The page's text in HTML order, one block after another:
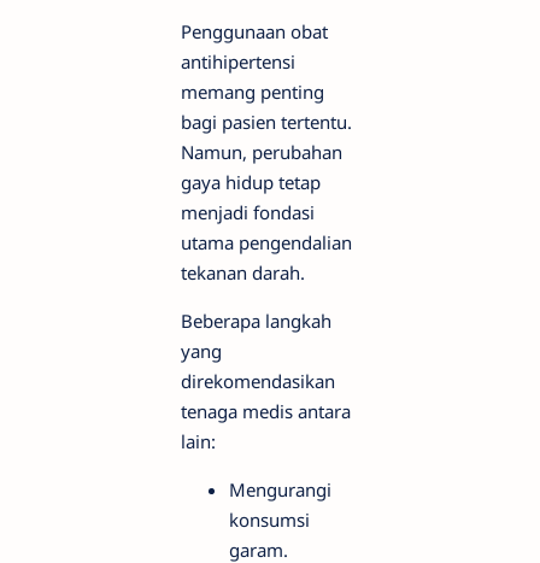
Penggunaan obat
antihipertensi
memang penting
bagi pasien tertentu.
Namun, perubahan
gaya hidup tetap
menjadi fondasi
utama pengendalian
tekanan darah.
Beberapa langkah
yang
direkomendasikan
tenaga medis antara
lain:
Mengurangi
konsumsi
garam.